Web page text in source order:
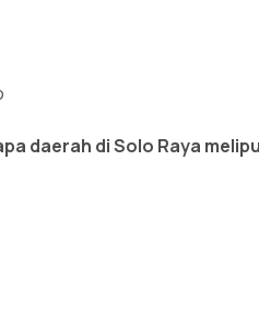
daerah di Solo Raya